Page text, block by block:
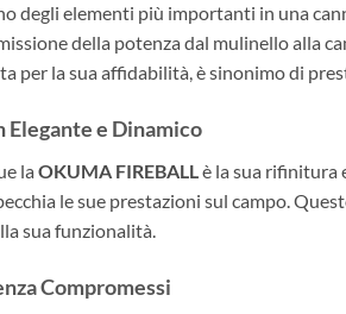
degli elementi più importanti in una
della potenza dal mulinello alla
per la sua affidabilità, è sinonimo di
Elegante e Dinamico
la OKUMA FIREBALLè la sua rifinitura
le sue prestazioni sul campo.
sua funzionalità.
Compromessi